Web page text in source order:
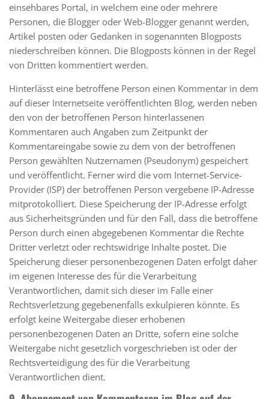
einsehbares Portal, in welchem eine oder mehrere
Personen, die Blogger oder Web-Blogger genannt werden,
Artikel posten oder Gedanken in sogenannten Blogposts
niederschreiben können. Die Blogposts können in der Regel
von Dritten kommentiert werden.
Hinterlässt eine betroffene Person einen Kommentar in dem
auf dieser Internetseite veröffentlichten Blog, werden neben
den von der betroffenen Person hinterlassenen
Kommentaren auch Angaben zum Zeitpunkt der
Kommentareingabe sowie zu dem von der betroffenen
Person gewählten Nutzernamen (Pseudonym) gespeichert
und veröffentlicht. Ferner wird die vom Internet-Service-
Provider (ISP) der betroffenen Person vergebene IP-Adresse
mitprotokolliert. Diese Speicherung der IP-Adresse erfolgt
aus Sicherheitsgründen und für den Fall, dass die betroffene
Person durch einen abgegebenen Kommentar die Rechte
Dritter verletzt oder rechtswidrige Inhalte postet. Die
Speicherung dieser personenbezogenen Daten erfolgt daher
im eigenen Interesse des für die Verarbeitung
Verantwortlichen, damit sich dieser im Falle einer
Rechtsverletzung gegebenenfalls exkulpieren könnte. Es
erfolgt keine Weitergabe dieser erhobenen
personenbezogenen Daten an Dritte, sofern eine solche
Weitergabe nicht gesetzlich vorgeschrieben ist oder der
Rechtsverteidigung des für die Verarbeitung
Verantwortlichen dient.